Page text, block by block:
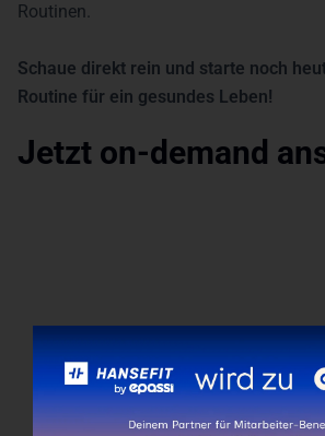
Routinen.
Schaue direkt rein und starte noch
Routine für ein gesundes Leben!
Jetzt on-demand